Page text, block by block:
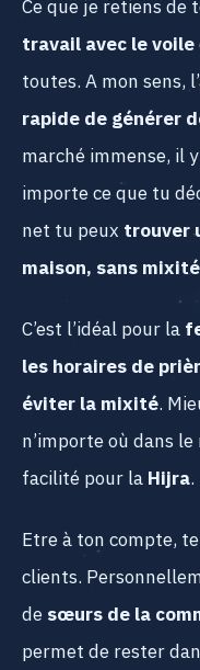
Ce que je retiens de
travail avec le voile
toutes. A mon sens,
rapide de générer
marché immense, il
importe ce que tu
net tu peux trouver
maison, sans mixité
C’est l’idéal pour la
les horaires de
éviter la mixité.
n’importe où dans
facilité pour laHijra.
Etre à ton compte,
clients.
desœurs de la
permet de rester